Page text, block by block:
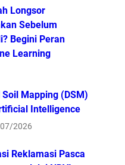
Longsor
Sebelum
Begini Peran
Learning
Soil Mapping (DSM)
Intelligence
2026
Reklamasi Pasca